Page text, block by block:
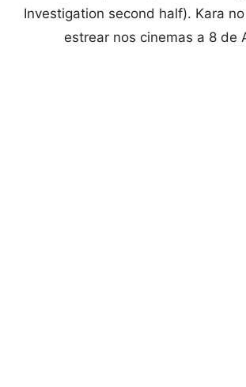
Investigation second half). Kara
estrear nos cinemas a 8 de